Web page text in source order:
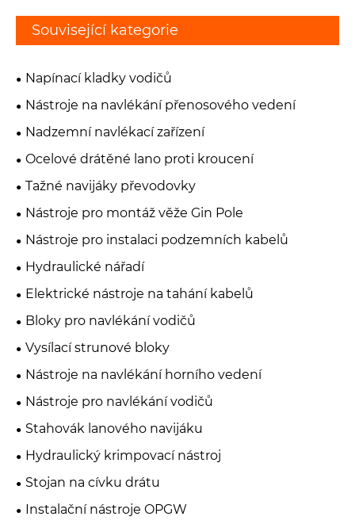
Související kategorie
Napínací kladky vodičů
Nástroje na navlékání přenosového vedení
Nadzemní navlékací zařízení
Ocelové drátěné lano proti kroucení
Tažné navijáky převodovky
Nástroje pro montáž věže Gin Pole
Nástroje pro instalaci podzemních kabelů
Hydraulické nářadí
Elektrické nástroje na tahání kabelů
Bloky pro navlékání vodičů
Vysílací strunové bloky
Nástroje na navlékání horního vedení
Nástroje pro navlékání vodičů
Stahovák lanového navijáku
Hydraulický krimpovací nástroj
Stojan na cívku drátu
Instalační nástroje OPGW